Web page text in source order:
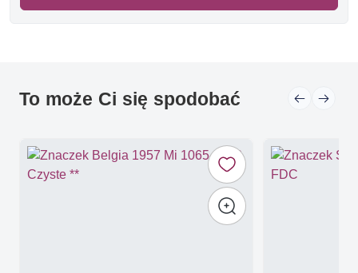
To może Ci się spodobać